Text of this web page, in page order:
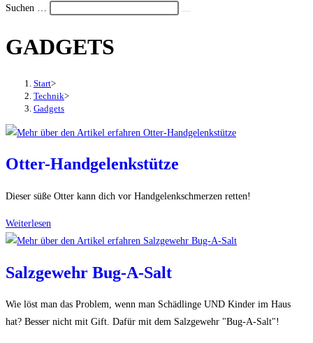
Suchen …
den
Menü
oder
GADGETS
Start>
Technik>
Gadgets
Otter-Handgelenkstütze
Dieser süße Otter kann dich vor Handgelenkschmerzen retten!
Weiterlesen
Handgelenkstütze
Salzgewehr Bug-A-Salt
Wie löst man das Problem, wenn man Schädlinge UND Kinder im Haus
hat? Besser nicht mit Gift. Dafür mit dem Salzgewehr "Bug-A-Salt"!